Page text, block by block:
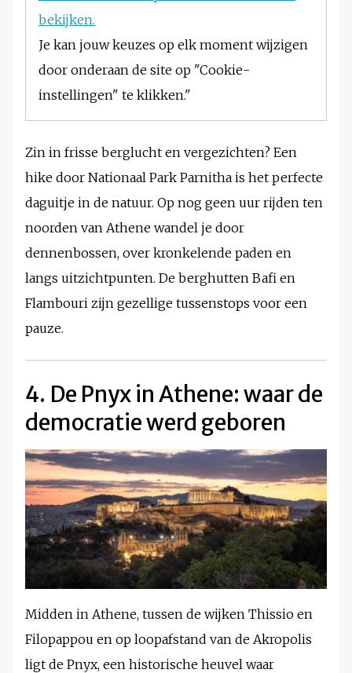
bekijken.
Je kan jouw keuzes op elk moment wijzigen
door onderaan de site op "Cookie-
instellingen" te klikken."
Zin in frisse berglucht en vergezichten? Een
hike door Nationaal Park Parnitha is het perfecte
daguitje in de natuur. Op nog geen uur rijden ten
noorden van Athene wandel je door
dennenbossen, over kronkelende paden en
langs uitzichtpunten. De berghutten Bafi en
Flambouri zijn gezellige tussenstops voor een
pauze.
4. De Pnyx in Athene: waar de
democratie werd geboren
Midden in Athene, tussen de wijken Thissio en
Filopappou en op loopafstand van de Akropolis
ligt de Pnyx, een historische heuvel waar